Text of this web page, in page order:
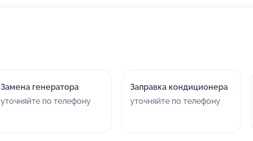
Замена генератора
уточняйте по телефону
Заправка кондиционера
уточняйте по телефону